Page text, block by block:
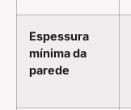
Espessura
mínima da
parede